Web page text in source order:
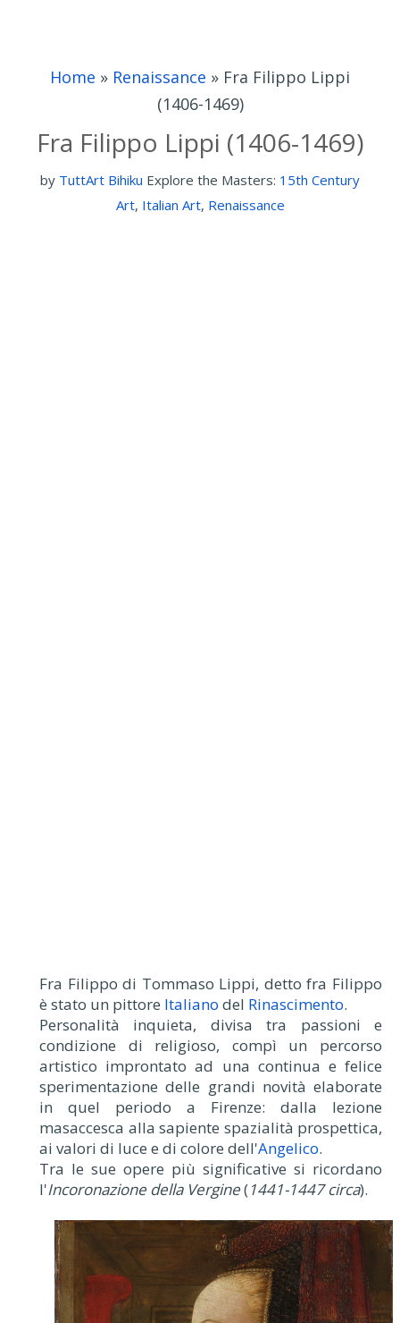
Home » Renaissance » Fra Filippo Lippi
(1406-1469)
Fra Filippo Lippi (1406-1469)
by TuttArt Bihiku Explore the Masters: 15th Century
Art, Italian Art, Renaissance
Fra Filippo di Tommaso Lippi, detto fra Filippo
è stato un pittore Italiano del Rinascimento.
Personalità inquieta, divisa tra passioni e
condizione di religioso, compì un percorso
artistico improntato ad una continua e felice
sperimentazione delle grandi novità elaborate
in quel periodo a Firenze: dalla lezione
masaccesca alla sapiente spazialità prospettica,
ai valori di luce e di colore dell'Angelico.
Tra le sue opere più significative si ricordano
l'Incoronazione della Vergine(1441-1447 circa).